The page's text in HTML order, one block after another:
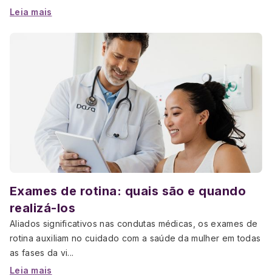
Leia mais
Exames de rotina: quais são e quando
realizá-los
Aliados significativos nas condutas médicas, os exames de
rotina auxiliam no cuidado com a saúde da mulher em todas
as fases da vi...
Leia mais